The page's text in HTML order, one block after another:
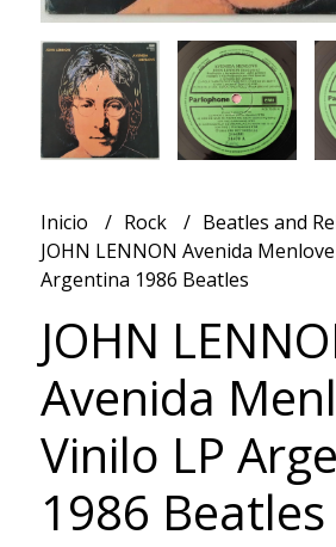
Inicio Rock
Beatles and
JOHN LENNON Avenida
Argentina 1986 Beatles
JOHN
Avenida
Vinilo LP
1986 Beatles